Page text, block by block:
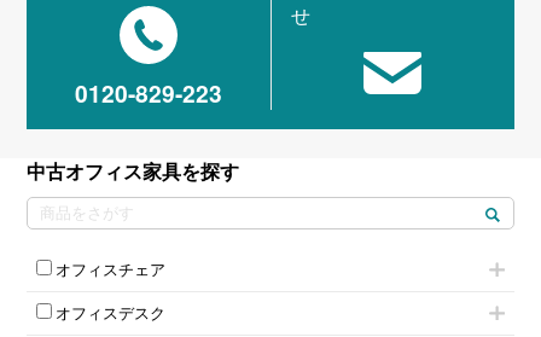
0120-829-223
せ
中古オフィス家具を探す
オフィスチェア
肘無しチェア
オフィスデスク